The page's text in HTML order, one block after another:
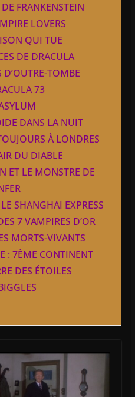
FRANKENSTEIN
LOVERS
QUI TUE
DE DRACULA
D’OUTRE-TOMBE
73
DANS LA NUIT
À LONDRES
DU DIABLE
ET LE MONSTRE DE
SHANGHAI EXPRESS
7 VAMPIRES D’OR
MORTS-VIVANTS
: 7ÈME CONTINENT
DES ÉTOILES